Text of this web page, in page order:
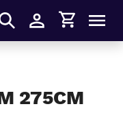
S'identifier
Panier
275CM